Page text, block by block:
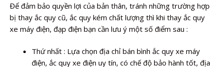
Để đảm bảo quyền lợi của bản thân, tránh những trường hợp
bị thay ắc quy cũ, ắc quy kém chất lượng thì khi thay ắc quy
xe máy điện, đạp điện bạn cần lưu ý một số điểm sau :
Thứ nhất : Lựa chọn địa chỉ bán bình ắc quy xe máy
điện, ắc quy xe điện uy tín, có chế độ bảo hành tốt, địa